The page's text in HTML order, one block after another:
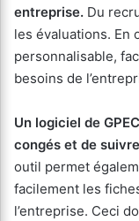
entreprise. Du
les évaluations. En
personnalisable,
besoins de
Un logiciel de
congés et de
outil permet
facilement les
l’entreprise. Ceci